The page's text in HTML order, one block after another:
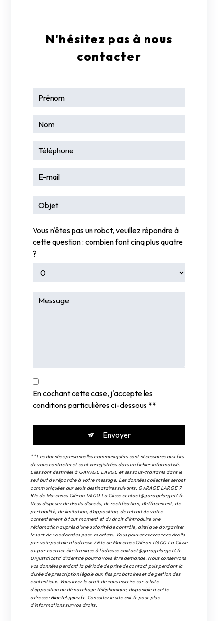
N'hésitez pas à nous
contacter
Vous n'êtes pas un robot, veuillez répondre à
cette question : combien font cinq plus quatre
?
En cochant cette case, j'accepte les
conditions particulières ci-dessous **
Envoyer
** Les données personnelles communiquées sont nécessaires aux fins
de vous contacter et sont enregistrées dans un fichier informatisé.
Elles sont destinées à GARAGE LARGE et ses sous-traitants dans le
seul but de répondre à votre message. Les données collectées seront
communiquées aux seuls destinataires suivants: GARAGE LARGE 7
Rte de Marennes Oléron 17600 La Clisse contact@garagelarge17.fr.
Vous disposez de droits d’accès, de rectification, d’effacement, de
portabilité, de limitation, d’opposition, de retrait de votre
consentement à tout moment et du droit d’introduire une
réclamation auprès d’une autorité de contrôle, ainsi que d’organiser
le sort de vos données post-mortem. Vous pouvez exercer ces droits
par voie postale à l'adresse 7 Rte de Marennes Oléron 17600 La Clisse
ou par courrier électronique à l'adresse contact@garagelarge17.fr.
Un justificatif d'identité pourra vous être demandé. Nous conservons
vos données pendant la période de prise de contact puis pendant la
durée de prescription légale aux fins probatoires et de gestion des
contentieux. Vous avez le droit de vous inscrire sur la liste
d'opposition au démarchage téléphonique, disponible à cette
adresse: Bloctel.gouv.fr. Consultez le site cnil.fr pour plus
d’informations sur vos droits.